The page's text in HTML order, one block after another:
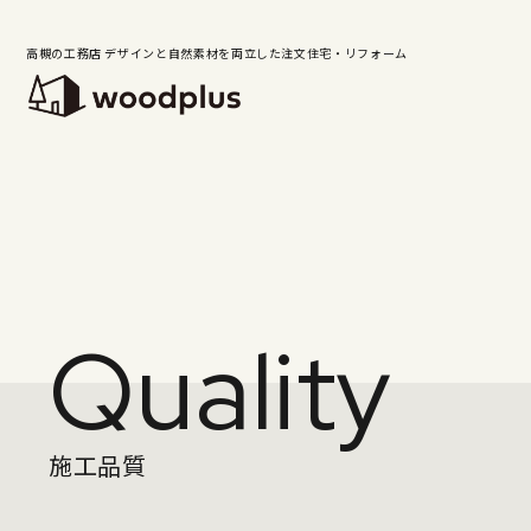
高槻の工務店 デザインと自然素材を両立した注文住宅・リフォーム
Quality
施工品質